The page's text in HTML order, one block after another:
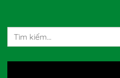
Tìm